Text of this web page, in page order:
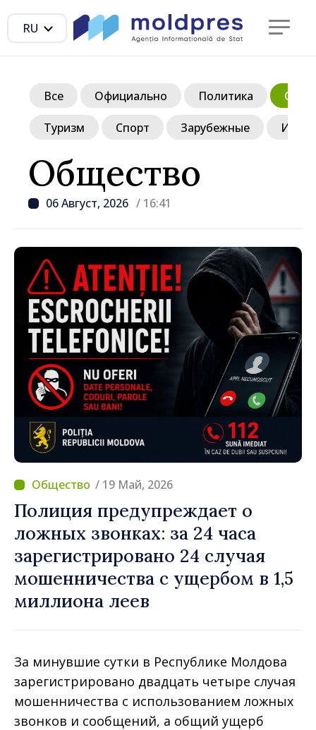
RU
Общество
06 Август, 2026 / 16:41
Все Официально Политика
Туризм Спорт Зарубежные
/ 19 Май, 2026
Полиция предупреждает о
ложных звонках: за 24 часа
зарегистрировано 24 случая
мошенничества с ущербом в 1,5
миллиона леев
За минувшие сутки в Республике Молдова
зарегистрировано двадцать четыре случая
мошенничества с использованием ложных
звонков и сообщений, а общий ущерб